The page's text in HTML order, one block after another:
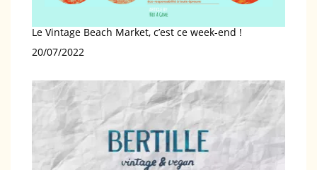
Le Vintage Beach Market, c’est ce week-end !
Date
20/07/2022